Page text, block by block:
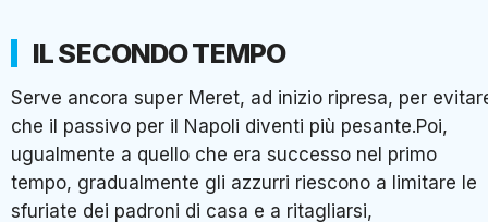
IL SECONDO TEMPO
Serve ancora super Meret, ad inizio ripresa, per
che il passivo per il Napoli diventi più pesante.Poi,
ugualmente a quello che era successo nel primo
tempo, gradualmente gli azzurri riescono a limitare le
sfuriate dei padroni di casa e a ritagliarsi,